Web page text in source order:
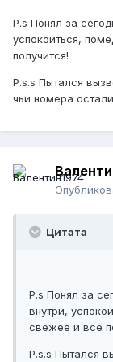
P.s Понял за
успокоиться,
получится!
P.s.s Пытался
чьи номера
Цитата
P.s Понял за
внутри,
свежее и все
P.s.s Пытался